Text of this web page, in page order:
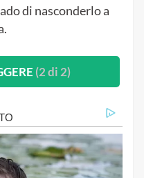
di nasconderlo a
(2 di 2)